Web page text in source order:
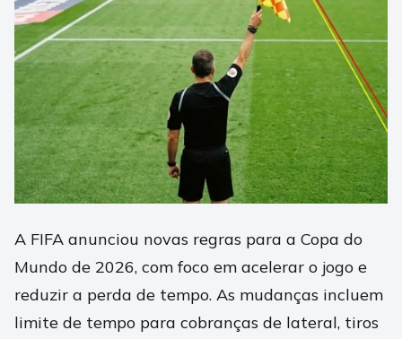
A FIFA anunciou novas regras para a Copa do
Mundo de 2026, com foco em acelerar o jogo e
reduzir a perda de tempo. As mudanças incluem
limite de tempo para cobranças de lateral, tiros